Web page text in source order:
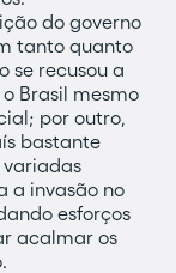
do governo
tanto quanto
se recusou a
Brasil mesmo
por outro,
bastante
variadas
a invasão no
esforços
acalmar os